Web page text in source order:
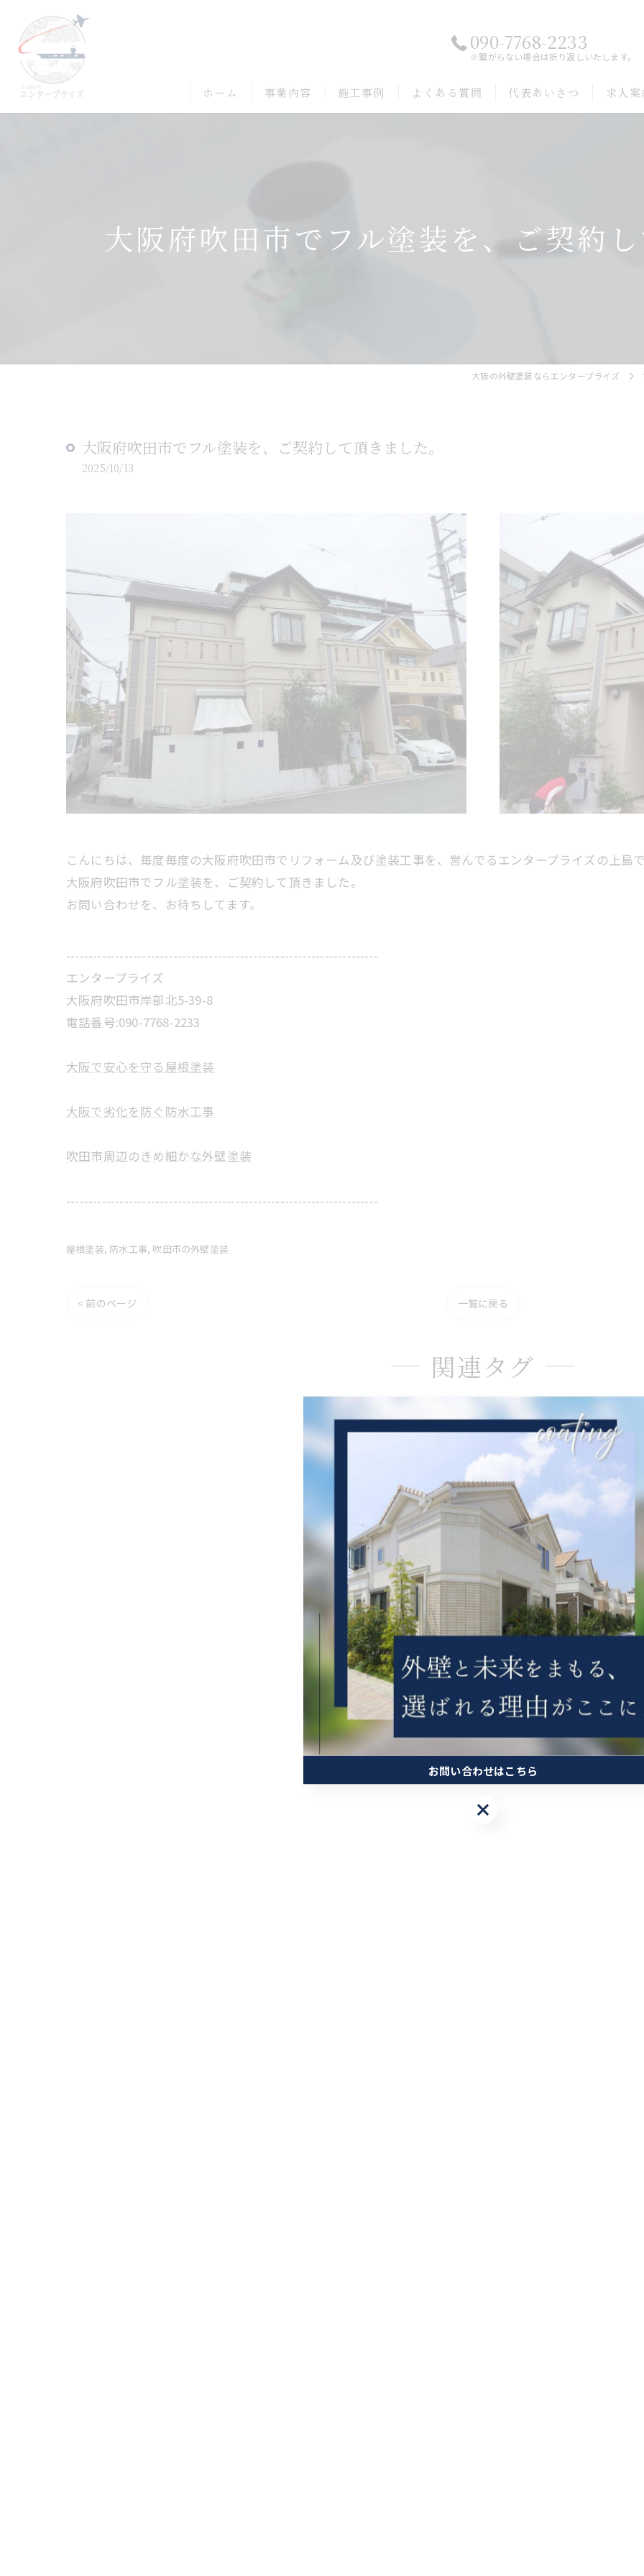
090-7768-2233
※繋がらない場合は折り返しいたします。
ホーム 事業内容 施工事例 よくある質問 代表あいさつ 求人案
大阪府吹田市でフル塗装を、ご契約
大阪の外壁塗装ならエンタープライズ
大阪府吹田市でフル塗装を、ご契約して頂きました。
2025/10/13
こんにちは、毎度毎度の大阪府吹田市でリフォーム及び塗装工事を、営んでるエンタープライズの上島
大阪府吹田市でフル塗装を、ご契約して頂きました。
お問い合わせを、お待ちしてます。
----------------------------------------------------------------------
エンタープライズ
大阪府吹田市岸部北5-39-8
電話番号:090-7768-2233
大阪で安心を守る屋根塗装
大阪で劣化を防ぐ防水工事
吹田市周辺のきめ細かな外壁塗装
----------------------------------------------------------------------
屋根塗装 防水工事 吹田市の外壁塗装
< 前のページ 一覧に戻る
関連タグ
#大阪府 #吹田市 #フル塗装 #契約
お問い合わせはこちら
お問い合わせはこちら